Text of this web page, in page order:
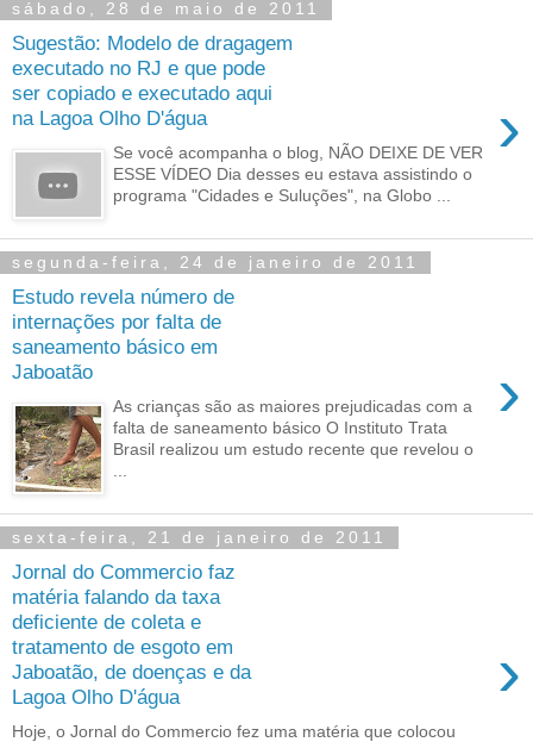
sábado, 28 de maio de 2011
Sugestão: Modelo de dragagem
executado no RJ e que pode
ser copiado e executado aqui
na Lagoa Olho D'água
›
Se você acompanha o blog, NÃO DEIXE DE VER
ESSE VÍDEO Dia desses eu estava assistindo o
programa "Cidades e Suluções", na Globo ...
segunda-feira, 24 de janeiro de 2011
Estudo revela número de
internações por falta de
saneamento básico em
Jaboatão
›
As crianças são as maiores prejudicadas com a
falta de saneamento básico O Instituto Trata
Brasil realizou um estudo recente que revelou o
sexta-feira, 21 de janeiro de 2011
Jornal do Commercio faz
matéria falando da taxa
deficiente de coleta e
tratamento de esgoto em
Jaboatão, de doenças e da
Lagoa Olho D'água
›
Hoje, o Jornal do Commercio fez uma matéria que colocou